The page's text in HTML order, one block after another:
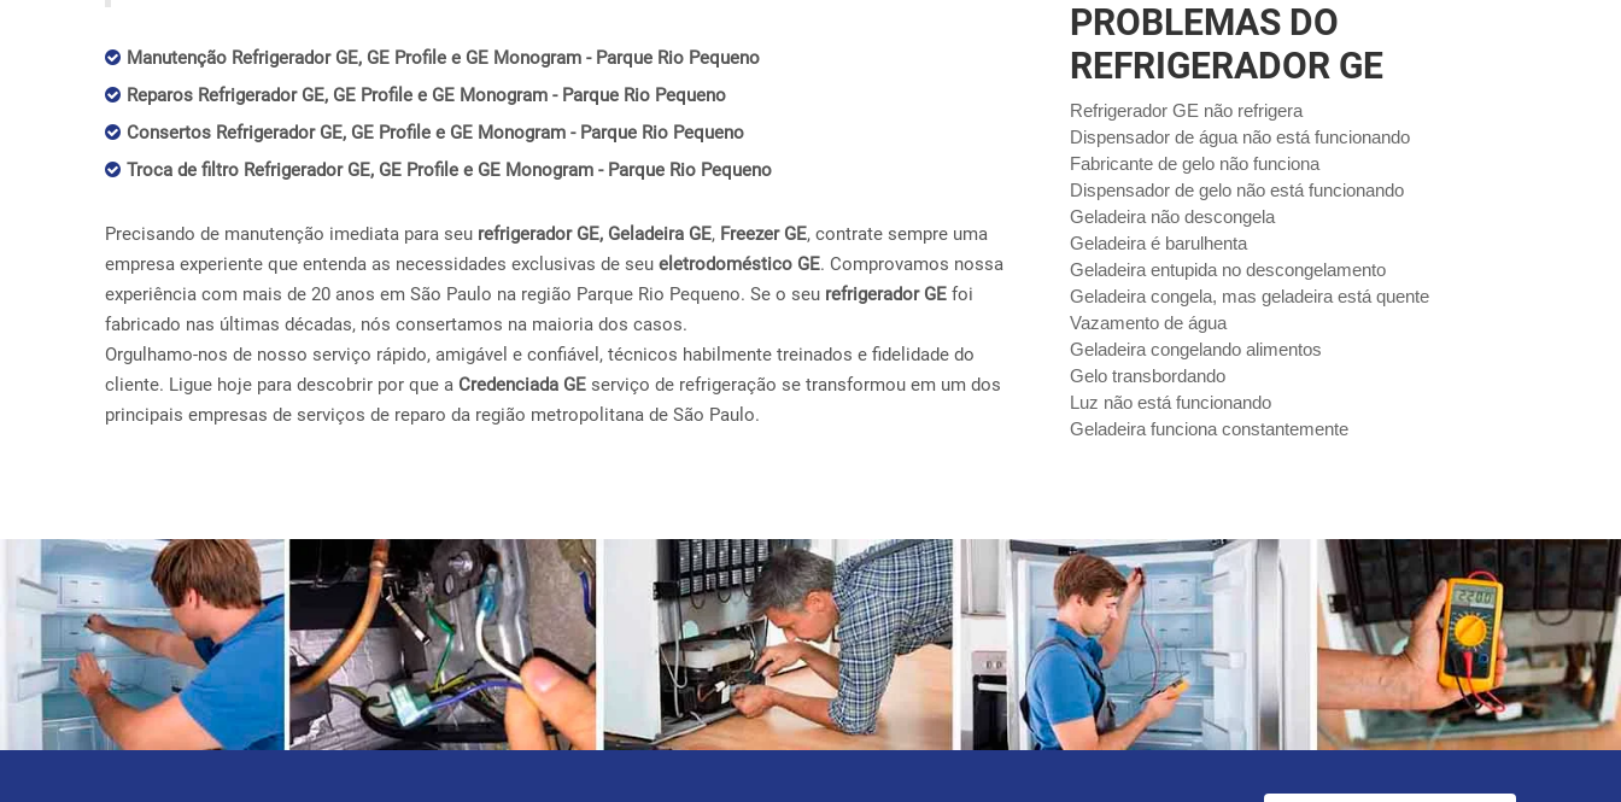
Manutenção Refrigerador GE, GE Profile e GE Monogram - Parque Rio Pequeno
Reparos Refrigerador GE, GE Profile e GE Monogram - Parque Rio Pequeno
Consertos Refrigerador GE, GE Profile e GE Monogram - Parque Rio Pequeno
Troca de filtro Refrigerador GE, GE Profile e GE Monogram - Parque Rio Pequeno
Precisando de manutenção imediata para seu refrigerador GE, Geladeira GE, Freezer GE, contrate sempre uma
empresa experiente que entenda as necessidades exclusivas de seu eletrodoméstico GE. Comprovamos nossa
experiência com mais de 20 anos em São Paulo na região Parque Rio Pequeno. Se o seu refrigerador GE foi
fabricado nas últimas décadas, nós consertamos na maioria dos casos.
Orgulhamo-nos de nosso serviço rápido, amigável e confiável, técnicos habilmente treinados e fidelidade do
cliente. Ligue hoje para descobrir por que a Credenciada GE serviço de refrigeração se transformou em um dos
principais empresas de serviços de reparo da região metropolitana de São Paulo.
PROBLEMAS DO
REFRIGERADOR GE
Refrigerador GE não refrigera
Dispensador de água não está funcionando
Fabricante de gelo não funciona
Dispensador de gelo não está funcionando
Geladeira não descongela
Geladeira é barulhenta
Geladeira entupida no descongelamento
Geladeira congela, mas geladeira está quente
Vazamento de água
Geladeira congelando alimentos
Gelo transbordando
Luz não está funcionando
Geladeira funciona constantemente